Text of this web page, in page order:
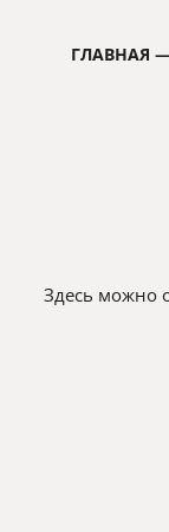
ГЛАВНАЯ
Здесь можно